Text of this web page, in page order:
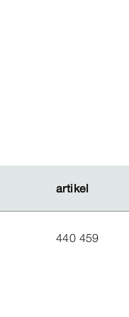
artikel
artikel
440 459